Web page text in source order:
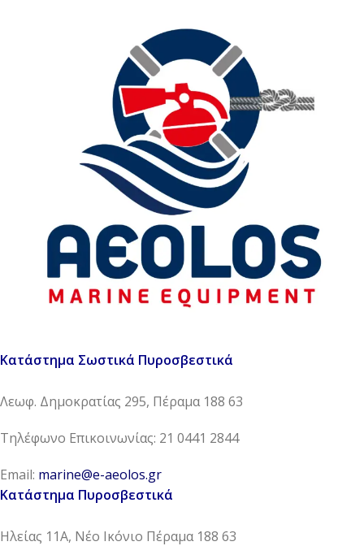
Κατάστημα Σωστικά Πυροσβεστικά
Λεωφ. Δημοκρατίας 295, Πέραμα 188 63
Τηλέφωνο Επικοινωνίας: 21 0441 2844
Email: marine@e-aeolos.gr
Κατάστημα Πυροσβεστικά
Ηλείας 11Α, Νέο Ικόνιο Πέραμα 188 63